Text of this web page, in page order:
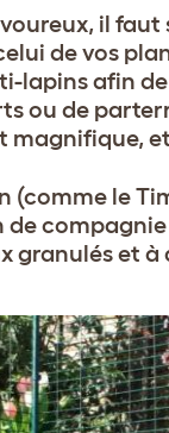
il faut
de vos
lapins afin
ou de
(comme le
compagnie
granulés et